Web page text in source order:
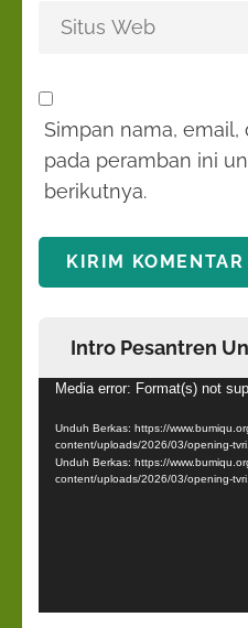
Simpan nama,
pada peramban ini
berikutnya.
Intro Pesantren
Pemutar
Media error: Format(s) not
Unduh Berkas: https://
content/uploads/2026/03/opening-
Unduh Berkas: https://
content/uploads/2026/03/opening-